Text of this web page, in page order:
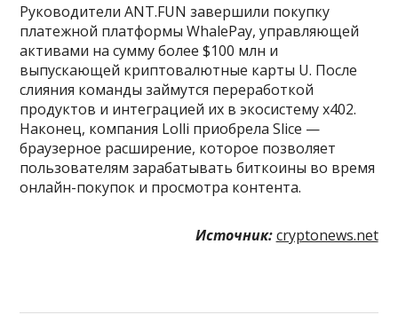
Руководители ANT.FUN завершили покупку
платежной платформы WhalePay, управляющей
активами на сумму более $100 млн и
выпускающей криптовалютные карты U. После
слияния команды займутся переработкой
продуктов и интеграцией их в экосистему x402.
Наконец, компания Lolli приобрела Slice —
браузерное расширение, которое позволяет
пользователям зарабатывать биткоины во время
онлайн-покупок и просмотра контента.
Источник: cryptonews.net